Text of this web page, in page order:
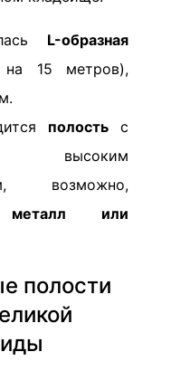
L-образная
15 метров),
полостьс
высоким
возможно,
металл или
полости